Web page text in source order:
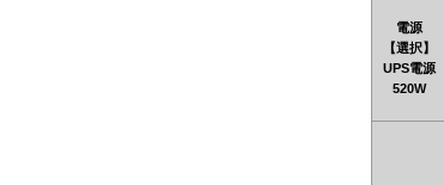
電源
【選択】
UPS電源
520W